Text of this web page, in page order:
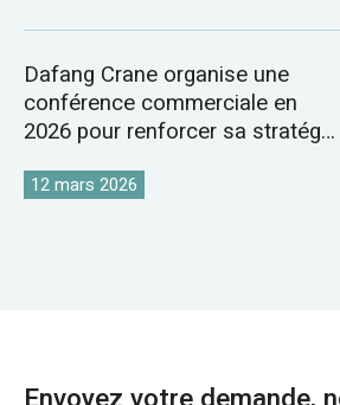
Dafang Crane organise une
conférence commerciale en
2026 pour renforcer sa stratégie
grues
12 mars 2026